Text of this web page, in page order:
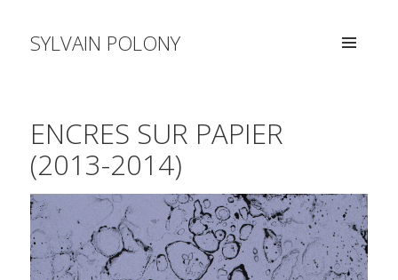
SYLVAIN POLONY
ENCRES SUR PAPIER
(2013-2014)